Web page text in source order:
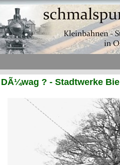
DÃ¼wag ? - Stadtwerke